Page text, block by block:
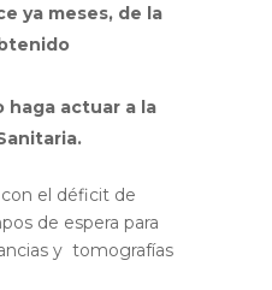
ya meses, de la
haga actuar a la
el déficit de
de espera para
y tomografías